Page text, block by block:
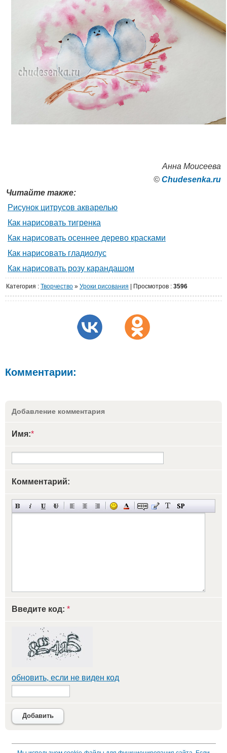
Анна Моисеева
© Сhudesenka.ru
Читайте также:
Рисунок цитрусов акварелью
Как нарисовать тигренка
Как нарисовать осеннее дерево красками
Как нарисовать гладиолус
Как нарисовать розу карандашом
Категория : Творчество » Уроки рисования Просмотров : 3596
Комментарии:
Добавление комментария
Имя:*
Комментарий:
Введите код: *
обновить, если не виден код
Добавить